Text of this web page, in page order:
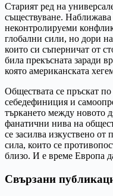
Старият ред на
съществуване.
неконтролируеми
глобални сили, но дори
които си съперничат от
била прекъсната заради
която американската
Обществата се пръскат
себедефиниция и
търкането между новото
фанатични нива на
се засилва изкуствено
сила, които се
близо. И е време Европа
Свързани